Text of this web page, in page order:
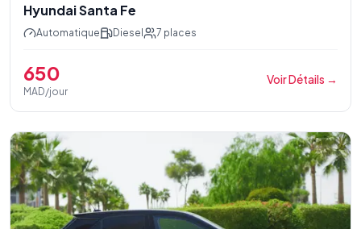
Hyundai Santa Fe
Automatique Diesel 7 places
650
MAD/jour
Voir Détails →